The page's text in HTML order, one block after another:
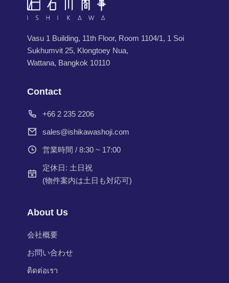
Vasu 1 Building, 11th Floor, Room 1104/1, 1 Soi
Sukhumvit 25, Klongtoey Nua,
Wattana, Bangkok 10110
Contact
+66 2 235 2206
sales@ishikawashoji.com
営業時間 / 8:30 ~ 17:00
定休日: 土日祝
(物件案内は土日も対応可)
About Us
会社概要
お問い合わせ
ติดต่อเรา